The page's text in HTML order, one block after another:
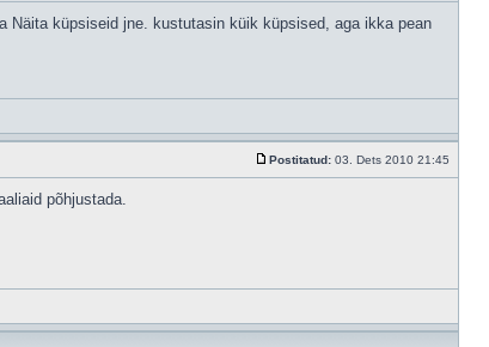
küpsiseid jne. kustutasin küik küpsised, aga ikka pean
Postitatud: 03. Dets 2010 21:45
põhjustada.